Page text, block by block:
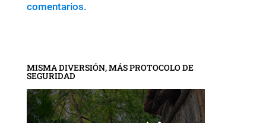
comentarios.
MISMA DIVERSIÓN, MÁS PROTOCOLO DE
SEGURIDAD